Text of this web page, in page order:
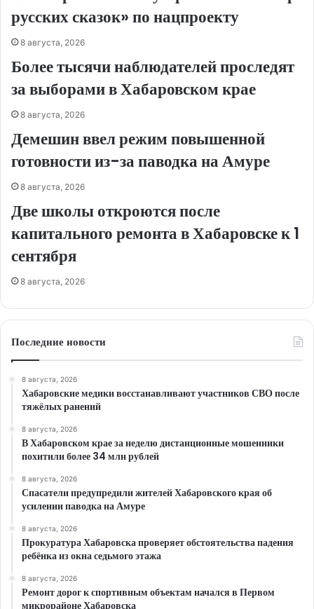
русских сказок» по нацпроекту
8 августа, 2026
Более тысячи наблюдателей проследят
за выборами в Хабаровском крае
8 августа, 2026
Демешин ввел режим повышенной
готовности из-за паводка на Амуре
8 августа, 2026
Две школы откроются после
капитального ремонта в Хабаровске к 1
сентября
8 августа, 2026
Последние новости
8 августа, 2026
Хабаровские медики восстанавливают участников СВО после
тяжёлых ранений
8 августа, 2026
В Хабаровском крае за неделю дистанционные мошенники
похитили более 34 млн рублей
8 августа, 2026
Спасатели предупредили жителей Хабаровского края об
усилении паводка на Амуре
8 августа, 2026
Прокуратура Хабаровска проверяет обстоятельства падения
ребёнка из окна седьмого этажа
8 августа, 2026
Ремонт дорог к спортивным объектам начался в Первом
микрорайоне Хабаровска